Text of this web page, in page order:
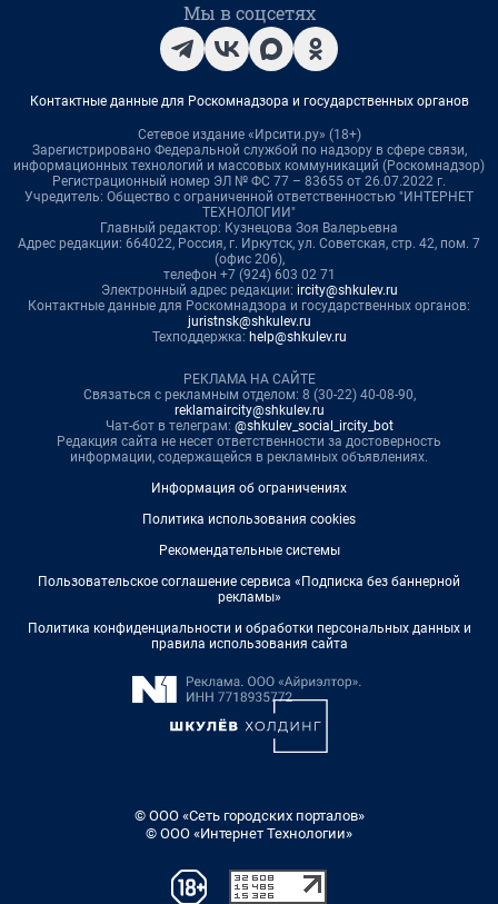
Мы в соцсетях
Контактные данные для Роскомнадзора и государственных органов
Сетевое издание «Ирсити.ру» (18+)
Зарегистрировано Федеральной службой по надзору в сфере связи,
информационных технологий и массовых коммуникаций (Роскомнадзор)
Регистрационный номер ЭЛ № ФС 77 – 83655 от 26.07.2022 г.
Учредитель: Общество с ограниченной ответственностью "ИНТЕРНЕТ
ТЕХНОЛОГИИ"
Главный редактор: Кузнецова Зоя Валерьевна
Адрес редакции: 664022, Россия, г. Иркутск, ул. Советская, стр. 42, пом. 7
(офис 206),
телефон +7 (924) 603 02 71
Электронный адрес редакции: ircity@shkulev.ru
Контактные данные для Роскомнадзора и государственных органов:
juristnsk@shkulev.ru
Техподдержка: help@shkulev.ru
РЕКЛАМА НА САЙТЕ
Связаться с рекламным отделом: 8 (30-22) 40-08-90,
reklamaircity@shkulev.ru
Чат-бот в телеграм: @shkulev_social_ircity_bot
Редакция сайта не несет ответственности за достоверность
информации, содержащейся в рекламных объявлениях.
Информация об ограничениях
Политика использования cookies
Рекомендательные системы
Пользовательское соглашение сервиса «Подписка без баннерной
рекламы»
Политика конфиденциальности и обработки персональных данных и
правила использования сайта
© ООО «Сеть городских порталов»
© ООО «Интернет Технологии»